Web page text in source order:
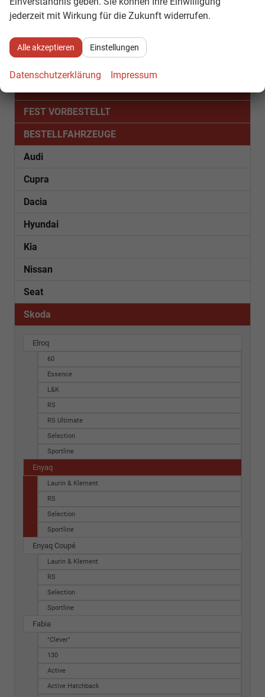
1 2
Fahrzeugnr.
FEST VORBESTELLT
BESTELLFAHRZEUGE
Audi
Cupra
Dacia
Hyundai
Kia
Nissan
Seat
Skoda
Elroq
60
Essence
L&K
RS
RS Ultimate
Selection
Sportline
Enyaq
Laurin & Klement
RS
Selection
Sportline
Enyaq Coupé
Laurin & Klement
RS
Selection
Sportline
Fabia
"Clever"
130
Active
Active Hatchback
jederzeit mit Wirkung für die Zukunft widerrufen.
Alle akzeptieren Einstellungen
Datenschutzerklärung Impressum